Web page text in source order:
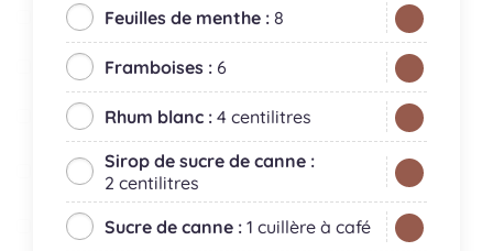
Feuilles de menthe : 8
Framboises : 6
Rhum blanc : 4 centilitres
Sirop de sucre de canne :
2 centilitres
Sucre de canne : 1 cuillère à café